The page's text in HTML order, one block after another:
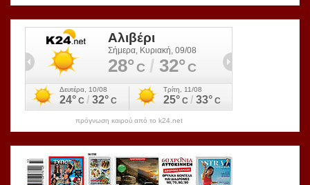
πρόγνωση καιρού από το k24.net